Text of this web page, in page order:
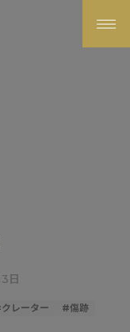
日
クレーター #傷跡